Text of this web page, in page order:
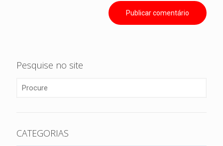
Pesquise no site
CATEGORIAS